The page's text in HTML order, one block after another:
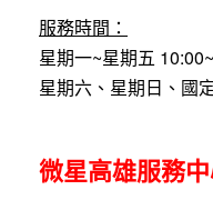
服務時間：
星期一~星期五
星期六、星期日、國
微星高雄服務